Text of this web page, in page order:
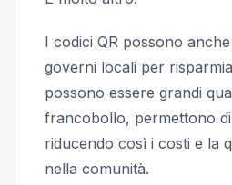
I codici QR possono
governi locali per
possono essere grandi
francobollo, permettono
riducendo così i costi e la
nella comunità.